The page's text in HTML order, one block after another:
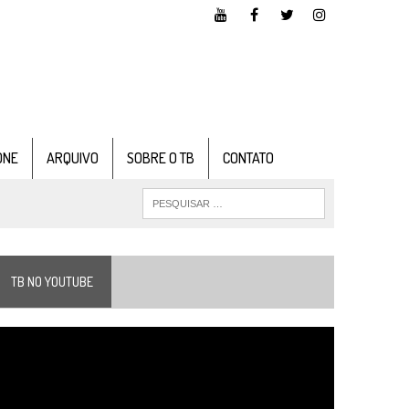
ARQUIVO SOBRE O TB CONTATO
TB NO YOUTUBE